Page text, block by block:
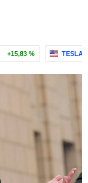
+15,83 % TESLA,